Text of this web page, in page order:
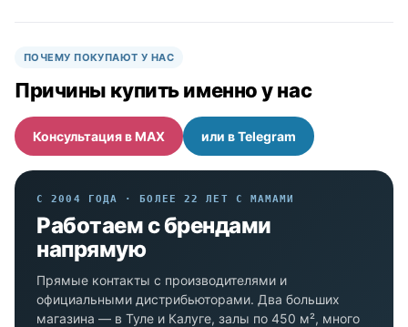
ПОЧЕМУ ПОКУПАЮТ У НАС
Причины купить именно у нас
Консультация в MAX или в Telegram
С 2004 ГОДА · БОЛЕЕ 22 ЛЕТ С МАМАМИ
Работаем с брендами
напрямую
Прямые контакты с производителями и
официальными дистрибьюторами. Два больших
магазина — в Туле и Калуге, залы по 450 м², много